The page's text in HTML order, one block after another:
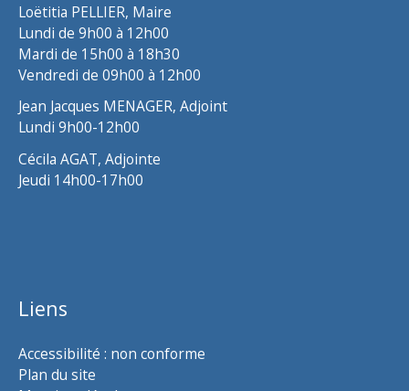
Loëtitia PELLIER, Maire
Lundi de 9h00 à 12h00
Mardi de 15h00 à 18h30
Vendredi de 09h00 à 12h00
Jean Jacques MENAGER, Adjoint
Lundi 9h00-12h00
Cécila AGAT, Adjointe
Jeudi 14h00-17h00
Liens
Accessibilité : non conforme
Plan du site